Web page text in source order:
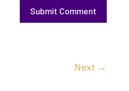
Submit Comment
Next →